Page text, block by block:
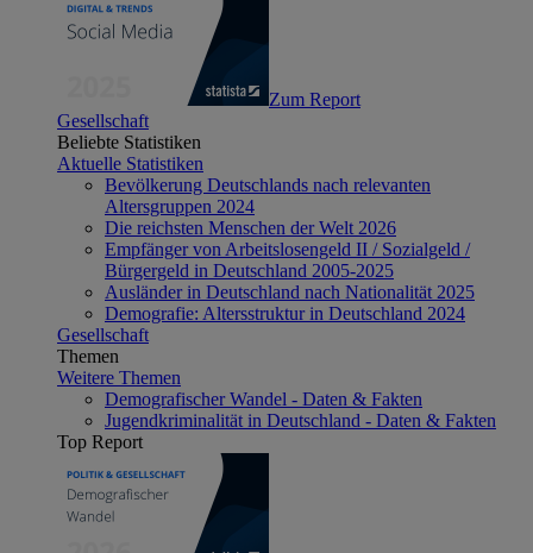
Zum Report
Gesellschaft
Beliebte Statistiken
Aktuelle Statistiken
Bevölkerung Deutschlands nach relevanten
Altersgruppen 2024
Die reichsten Menschen der Welt 2026
Empfänger von Arbeitslosengeld II / Sozialgeld /
Bürgergeld in Deutschland 2005-2025
Ausländer in Deutschland nach Nationalität 2025
Demografie: Altersstruktur in Deutschland 2024
Gesellschaft
Themen
Weitere Themen
Demografischer Wandel - Daten & Fakten
Jugendkriminalität in Deutschland - Daten & Fakten
Top Report